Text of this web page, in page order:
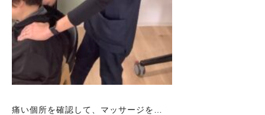
痛い個所を確認して、マッサージを…